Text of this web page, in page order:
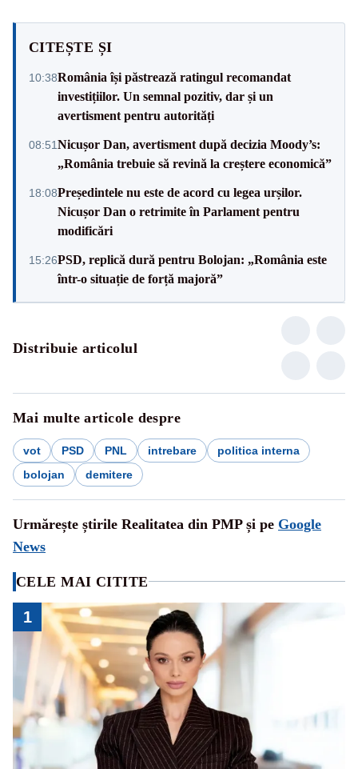
CITEȘTE ȘI
10:38România își păstrează ratingul recomandat
investițiilor. Un semnal pozitiv, dar și un
avertisment pentru autorități
08:51Nicușor Dan, avertisment după decizia Moody’s:
„România trebuie să revină la creștere economică”
18:08Președintele nu este de acord cu legea urșilor.
Nicușor Dan o retrimite în Parlament pentru
modificări
15:26PSD, replică dură pentru Bolojan: „România este
într-o situație de forță majoră”
Distribuie articolul
Mai multe articole despre
vot PSD PNL intrebare
politica interna
bolojan
demitere
Urmărește știrile Realitatea din PMP și pe Google
News
CELE MAI CITITE
1